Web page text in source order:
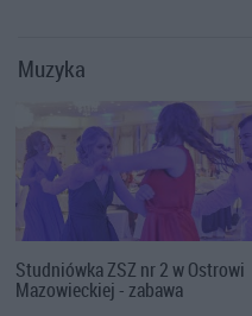
Muzyka
Studniówka ZSZ nr 2 w Ostrowi
Mazowieckiej - zabawa